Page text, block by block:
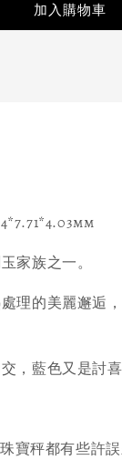
加入購物車
家族之一。
理的美麗邂逅
，藍色又是討喜
寶秤都有些許